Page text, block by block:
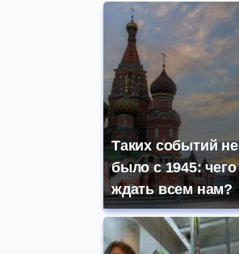
Таких событий не
было с 1945: чего
ждать всем нам?